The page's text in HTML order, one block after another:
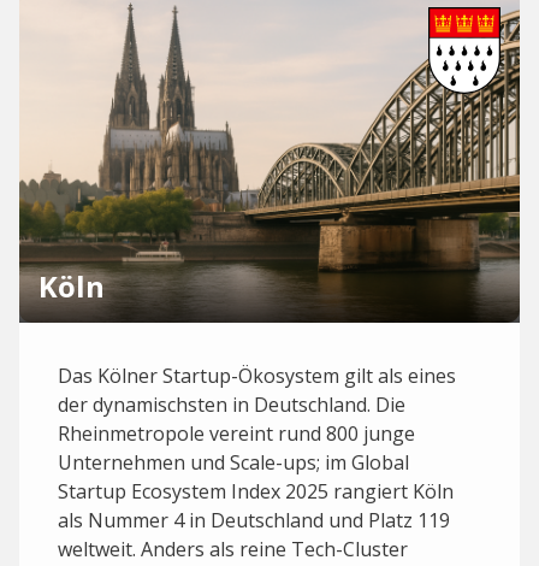
Köln
Das Kölner Startup-Ökosystem gilt als eines
der dynamischsten in Deutschland. Die
Rheinmetropole vereint rund 800 junge
Unternehmen und Scale-ups; im Global
Startup Ecosystem Index 2025 rangiert Köln
als Nummer 4 in Deutschland und Platz 119
weltweit. Anders als reine Tech-Cluster